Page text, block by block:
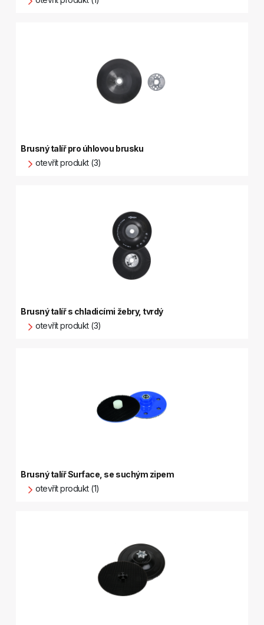
Brusný talíř pro úhlovou brusku
otevřít produkt (3)
Brusný talíř s chladicími žebry, tvrdý
otevřít produkt (3)
Brusný talíř Surface, se suchým zipem
otevřít produkt (1)